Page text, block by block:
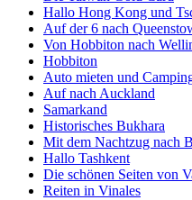
Hallo Hong Kong und
Auf der 6 nach
Von Hobbiton nach
Hobbiton
Auto mieten und
Auf nach Auckland
Samarkand
Historisches Bukhara
Mit dem Nachtzug nach
Hallo Tashkent
Die schönen Seiten von
Reiten in Vinales